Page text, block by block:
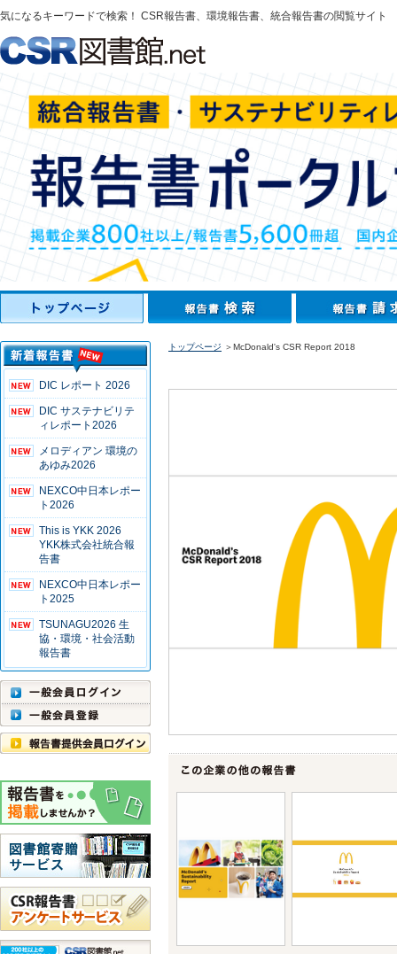
気になるキーワードで検索！ CSR報告書、環境報告書、統合報告書の閲覧サイト
DIC レポート 2026
DIC サステナビリテ
ィレポート2026
メロディアン 環境の
あゆみ2026
NEXCO中日本レポー
ト2026
This is YKK 2026
YKK株式会社統合報
告書
NEXCO中日本レポー
ト2025
TSUNAGU2026 生
協・環境・社会活動
報告書
トップページ ＞McDonald's CSR Report 2018